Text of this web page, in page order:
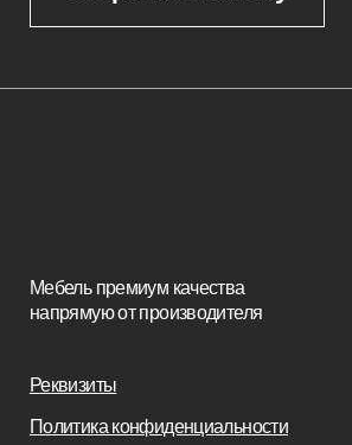
Покупателям
Мебель на заказ
Производство